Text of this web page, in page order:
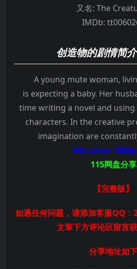
又名: The
IMDb:
创造物的剧情简介
A young mute woman,
is expecting a baby. Her
time writing a novel and using
characters. In the creative
imagination are
BDremux 1080p
115网盘分享
【完整版】
如遇任何问题，请添加客服QQ
文章下方评论区留言
分享地址如下